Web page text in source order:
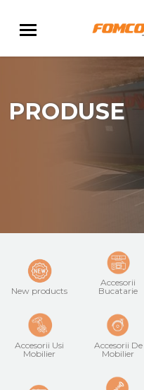
PRODUSE
New products
Accesorii
Bucatarie
Accesorii Usi
Mobilier
Accesorii De
Mobilier